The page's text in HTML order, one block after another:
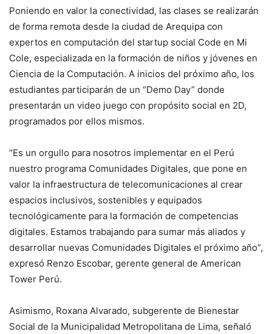
Poniendo en valor la conectividad, las clases se realizarán
de forma remota desde la ciudad de Arequipa con
expertos en computación del startup social Code en Mi
Cole, especializada en la formación de niños y jóvenes en
Ciencia de la Computación. A inicios del próximo año, los
estudiantes participarán de un “Demo Day” donde
presentarán un video juego con propósito social en 2D,
programados por ellos mismos.
“Es un orgullo para nosotros implementar en el Perú
nuestro programa Comunidades Digitales, que pone en
valor la infraestructura de telecomunicaciones al crear
espacios inclusivos, sostenibles y equipados
tecnológicamente para la formación de competencias
digitales. Estamos trabajando para sumar más aliados y
desarrollar nuevas Comunidades Digitales el próximo año”,
expresó Renzo Escobar, gerente general de American
Tower Perú.
Asimismo, Roxana Alvarado, subgerente de Bienestar
Social de la Municipalidad Metropolitana de Lima, señaló